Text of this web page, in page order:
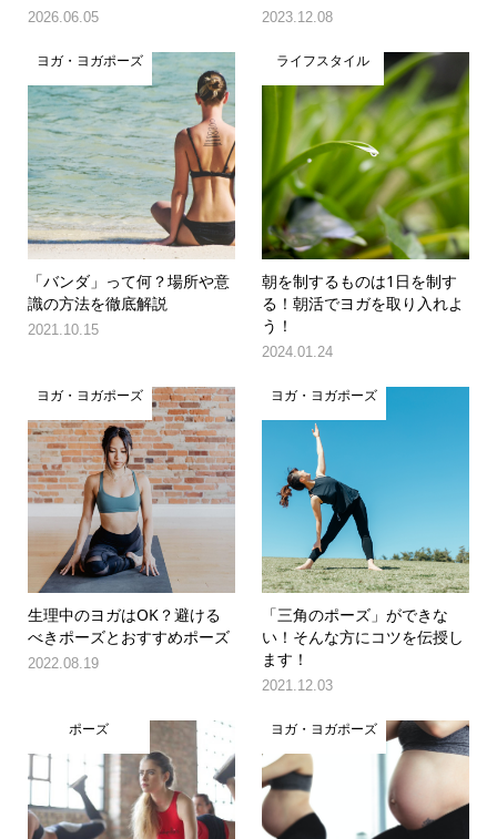
2026.06.05 2023.12.08
ヨガ・ヨガポーズ
「バンダ」って何？場所や意
識の方法を徹底解説
2021.10.15
ライフスタイル
朝を制するものは1日を制す
る！朝活でヨガを取り入れよ
う！
2024.01.24
ヨガ・ヨガポーズ
生理中のヨガはOK？避ける
べきポーズとおすすめポーズ
2022.08.19
ヨガ・ヨガポーズ
「三角のポーズ」ができな
い！そんな方にコツを伝授し
ます！
2021.12.03
ポーズ ヨガ・ヨガポーズ